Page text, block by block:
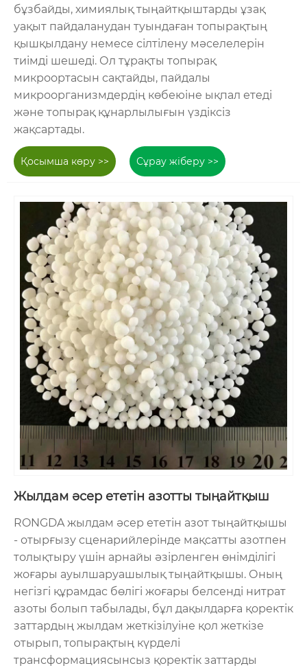
бұзбайды, химиялық тыңайтқыштарды ұзақ
уақыт пайдаланудан туындаған топырақтың
қышқылдану немесе сілтілену мәселелерін
тиімді шешеді. Ол тұрақты топырақ
микроортасын сақтайды, пайдалы
микроорганизмдердің көбеюіне ықпал етеді
және топырақ құнарлылығын үздіксіз
жақсартады.
Қосымша көру >> Сұрау жіберу >>
Жылдам әсер ететін азотты тыңайтқыш
RONGDA жылдам әсер ететін азот тыңайтқышы
- отырғызу сценарийлерінде мақсатты азотпен
толықтыру үшін арнайы әзірленген өнімділігі
жоғары ауылшаруашылық тыңайтқышы. Оның
негізгі құрамдас бөлігі жоғары белсенді нитрат
азоты болып табылады, бұл дақылдарға қоректік
заттардың жылдам жеткізілуіне қол жеткізе
отырып, топырақтың күрделі
трансформациясынсыз қоректік заттарды